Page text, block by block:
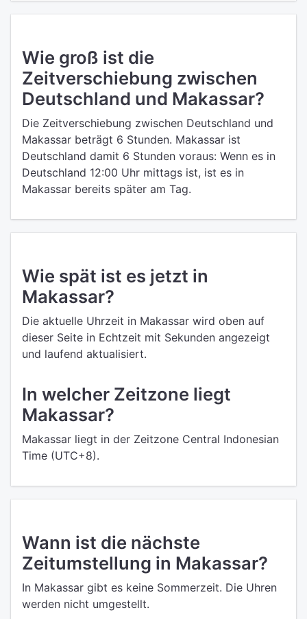
Wie groß ist die
Zeitverschiebung zwischen
Deutschland und Makassar?
Die Zeitverschiebung zwischen Deutschland und
Makassar beträgt 6 Stunden. Makassar ist
Deutschland damit 6 Stunden voraus: Wenn es in
Deutschland 12:00 Uhr mittags ist, ist es in
Makassar bereits später am Tag.
Wie spät ist es jetzt in
Makassar?
Die aktuelle Uhrzeit in Makassar wird oben auf
dieser Seite in Echtzeit mit Sekunden angezeigt
und laufend aktualisiert.
In welcher Zeitzone liegt
Makassar?
Makassar liegt in der Zeitzone Central Indonesian
Time (UTC+8).
Wann ist die nächste
Zeitumstellung in Makassar?
In Makassar gibt es keine Sommerzeit. Die Uhren
werden nicht umgestellt.